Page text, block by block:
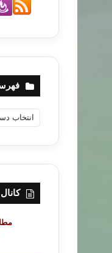
ه
ت
ض
کانال